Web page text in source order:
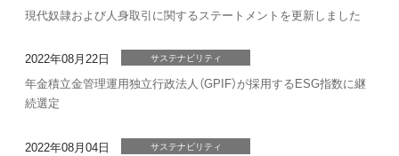
現代奴隷および人身取引に関するステートメントを更新しました
2022年08月22日 サステナビリティ
年金積立金管理運用独立行政法人（GPIF）が採用するESG指数に継
続選定
2022年08月04日 サステナビリティ